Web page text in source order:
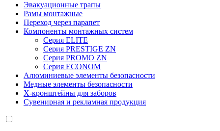
Эвакуационные трапы
Рамы монтажные
Переход через парапет
Компоненты монтажных систем
Серия ELITE
Серия PRESTIGE ZN
Серия PROMO ZN
Серия ECONOM
Алюминиевые элементы безопасности
Медные элементы безопасности
X-кронштейны для заборов
Сувенирная и рекламная продукция